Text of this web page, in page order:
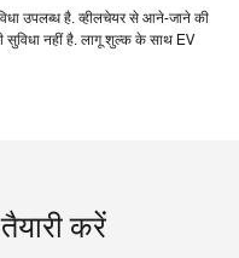
उपलब्ध है. व्हीलचेयर से आने-जाने की
सुविधा नहीं है. लागू शुल्क के साथ EV
करें